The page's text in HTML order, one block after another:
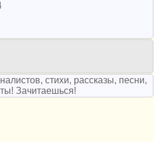
стихи, рассказы, песни,
Зачитаешься!